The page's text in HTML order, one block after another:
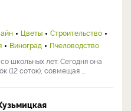
Цветы
Строительство
Виноград
Пчеловодство
школьных лет. Сегодня она
(12 соток), совмещая ...